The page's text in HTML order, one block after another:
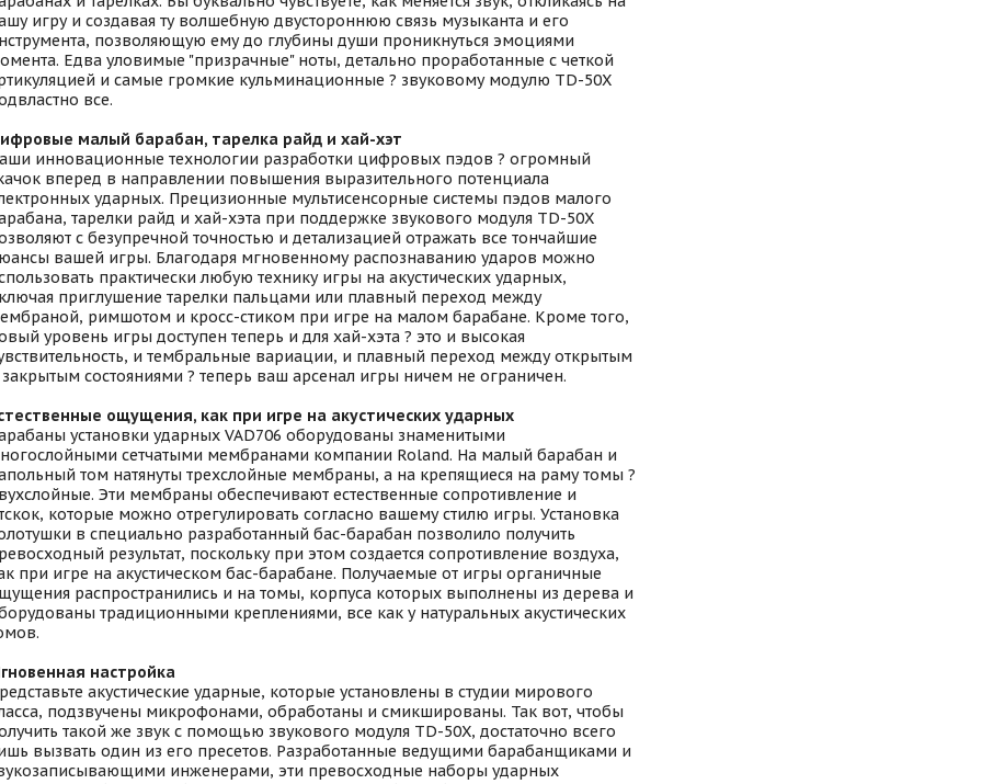
игру и создавая ту волшебную двустороннюю связь музыканта и его
позволяющую ему до глубины души проникнуться эмоциями
Едва уловимые "призрачные" ноты, детально проработанные с четкой
и самые громкие кульминационные ? звуковому модулю TD-50Х
все.
малый барабан, тарелка райд и хай-хэт
инновационные технологии разработки цифровых пэдов ? огромный
вперед в направлении повышения выразительного потенциала
ударных. Прецизионные мультисенсорные системы пэдов малого
тарелки райд и хай-хэта при поддержке звукового модуля TD-50Х
с безупречной точностью и детализацией отражать все тончайшие
вашей игры. Благодаря мгновенному распознаванию ударов можно
практически любую технику игры на акустических ударных,
приглушение тарелки пальцами или плавный переход между
римшотом и кросс-стиком при игре на малом барабане. Кроме того,
уровень игры доступен теперь и для хай-хэта ? это и высокая
и тембральные вариации, и плавный переход между открытым
состояниями ? теперь ваш арсенал игры ничем не ограничен.
ощущения, как при игре на акустических ударных
установки ударных VAD706 оборудованы знаменитыми
сетчатыми мембранами компании Roland. На малый барабан и
том натянуты трехслойные мембраны, а на крепящиеся на раму томы ?
Эти мембраны обеспечивают естественные сопротивление и
которые можно отрегулировать согласно вашему стилю игры. Установка
в специально разработанный бас-барабан позволило получить
результат, поскольку при этом создается сопротивление воздуха,
при игре на акустическом бас-барабане. Получаемые от игры органичные
распространились и на томы, корпуса которых выполнены из дерева и
традиционными креплениями, все как у натуральных акустических
настройка
акустические ударные, которые установлены в студии мирового
подзвучены микрофонами, обработаны и смикшированы. Так вот, чтобы
такой же звук с помощью звукового модуля TD-50Х, достаточно всего
вызвать один из его пресетов. Разработанные ведущими барабанщиками и
инженерами, эти превосходные наборы ударных